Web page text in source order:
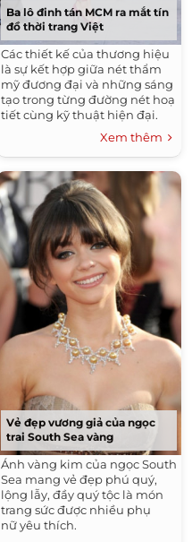
Ba lô đinh tán MCM ra mắt tín
đồ thời trang Việt
Các thiết kế của thương hiệu
là sự kết hợp giữa nét thẩm
mỹ đương đại và những sáng
tạo trong từng đường nét hoạ
tiết cùng kỹ thuật hiện đại.
Xem thêm
Vẻ đẹp vương giả của ngọc
trai South Sea vàng
Ánh vàng kim của ngọc South
Sea mang vẻ đẹp phú quý,
lộng lẫy, đầy quý tộc là món
trang sức được nhiều phụ
nữ yêu thích.